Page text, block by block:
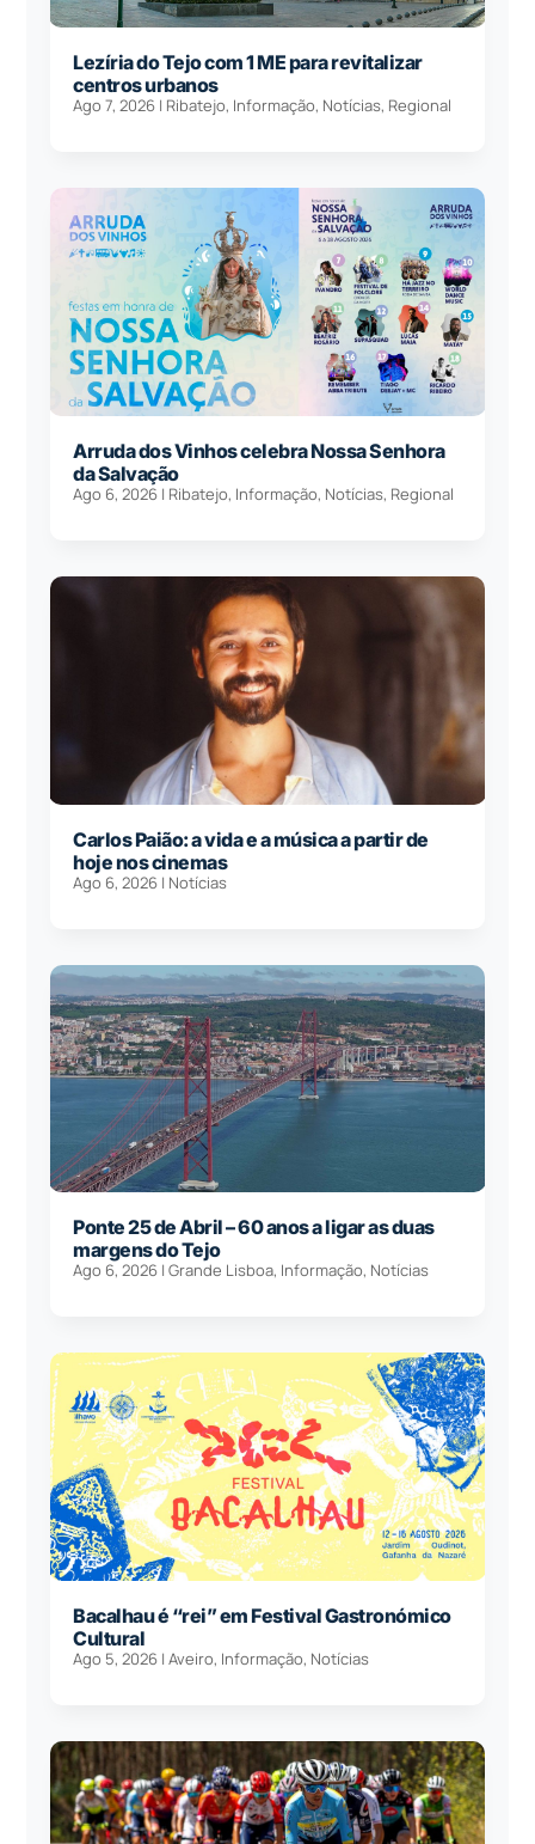
Lezíria do Tejo com 1 ME para revitalizar
centros urbanos
Ago 7, 2026 | Ribatejo, Informação, Notícias, Regional
Arruda dos Vinhos celebra Nossa Senhora
da Salvação
Ago 6, 2026 | Ribatejo, Informação, Notícias, Regional
Carlos Paião: a vida e a música a partir de
hoje nos cinemas
Ago 6, 2026 | Notícias
Ponte 25 de Abril – 60 anos a ligar as duas
margens do Tejo
Ago 6, 2026 |Grande Lisboa, Informação, Notícias
Bacalhau é “rei” em Festival Gastronómico
Cultural
Ago 5, 2026 |Aveiro, Informação, Notícias